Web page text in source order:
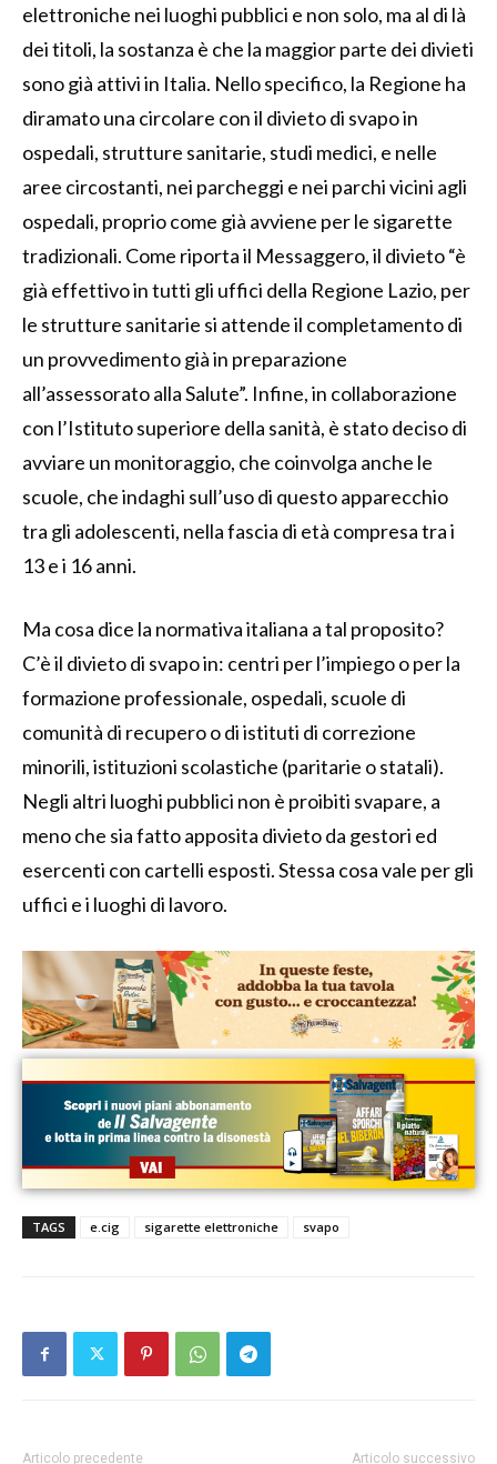
elettroniche nei luoghi pubblici e non solo, ma al di là
dei titoli, la sostanza è che la maggior parte dei divieti
sono già attivi in Italia. Nello specifico, la Regione ha
diramato una circolare con il divieto di svapo in
ospedali, strutture sanitarie, studi medici, e nelle
aree circostanti, nei parcheggi e nei parchi vicini agli
ospedali, proprio come già avviene per le sigarette
tradizionali. Come riporta il Messaggero, il divieto “è
già effettivo in tutti gli uffici della Regione Lazio, per
le strutture sanitarie si attende il completamento di
un provvedimento già in preparazione
all’assessorato alla Salute”. Infine, in collaborazione
con l’Istituto superiore della sanità, è stato deciso di
avviare un monitoraggio, che coinvolga anche le
scuole, che indaghi sull’uso di questo apparecchio
tra gli adolescenti, nella fascia di età compresa tra i
13 e i 16 anni.
Ma cosa dice la normativa italiana a tal proposito?
C’è il divieto di svapo in: centri per l’impiego o per la
formazione professionale, ospedali, scuole di
comunità di recupero o di istituti di correzione
minorili, istituzioni scolastiche (paritarie o statali).
Negli altri luoghi pubblici non è proibiti svapare, a
meno che sia fatto apposita divieto da gestori ed
esercenti con cartelli esposti. Stessa cosa vale per gli
uffici e i luoghi di lavoro.
TAGS e.cig sigarette elettroniche svapo
Articolo precedente Articolo successivo